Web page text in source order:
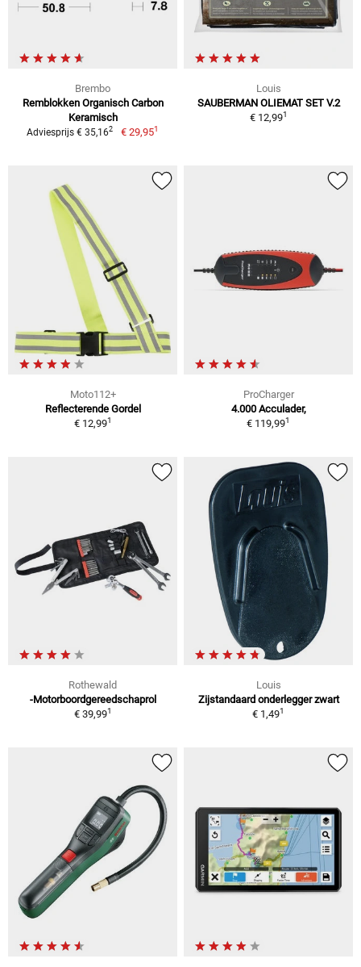
Brembo
Remblokken Organisch Carbon
Keramisch
Adviesprijs € 35,162 € 29,951
Louis
SAUBERMAN OLIEMAT SET V.2
€ 12,991
Moto112+
Reflecterende Gordel
€ 12,991
ProCharger
4.000 Acculader,
€ 119,991
Rothewald
-Motorboordgereedschaprol
€ 39,991
Louis
Zijstandaard onderlegger zwart
€ 1,491